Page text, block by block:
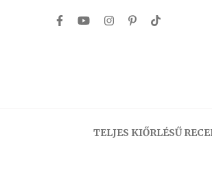
TELJES KIŐRLÉSŰ